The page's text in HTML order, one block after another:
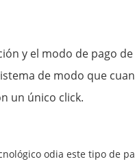
y el modo de pago
de modo que
un único click.
odia este tipo de